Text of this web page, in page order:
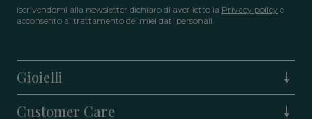
Iscrivendomi alla newsletter dichiaro di aver letto la Privacy policy e
acconsento al trattamento dei miei dati personali.
Gioielli
Customer Care